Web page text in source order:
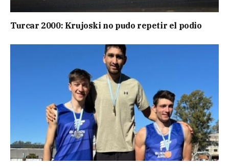
Turcar 2000: Krujoski no pudo repetir el podio